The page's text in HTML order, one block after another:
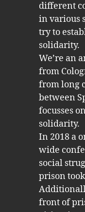
different
in various
try to
solidarity.
We’re an
from
from long
between
focusses
solidarity.
In 2018 a
wide
social
prison
front of